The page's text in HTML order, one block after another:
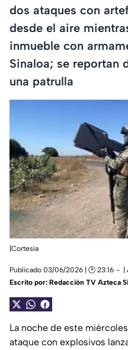
dos ataques con
desde el aire
inmueble con
Sinaloa; se reportan
una patrulla
|Cortesía
Publicado 03/06/2026 | 🕑 23:16
Escrito por: Redacción TV Azteca
La noche de este
ataque con explosivos